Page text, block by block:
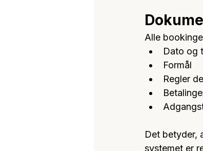
Alle
Dato og
Formål
Regler
Det betyder,
systemet er